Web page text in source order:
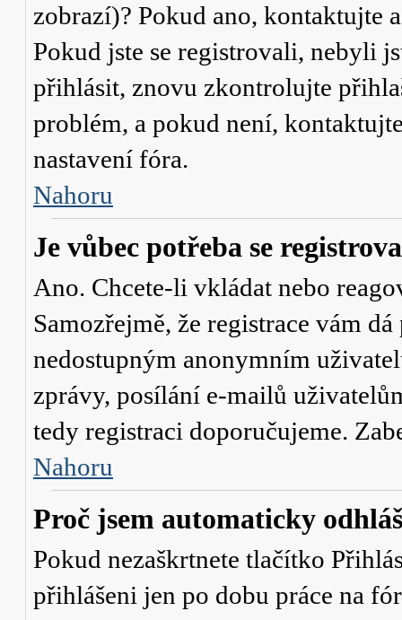
zobrazí)? Pokud ano, kontaktujte
Pokud jste se registrovali, nebyli
přihlásit, znovu zkontrolujte
problém, a pokud není,
nastavení fóra.
Nahoru
Je vůbec potřeba se
Ano. Chcete-li vkládat nebo
Samozřejmě, že registrace vám
nedostupným anonymním
zprávy, posílání e-mailů
tedy registraci doporučujeme.
Nahoru
Proč jsem automaticky
Pokud nezaškrtnete tlačítko
přihlášeni jen po dobu práce na